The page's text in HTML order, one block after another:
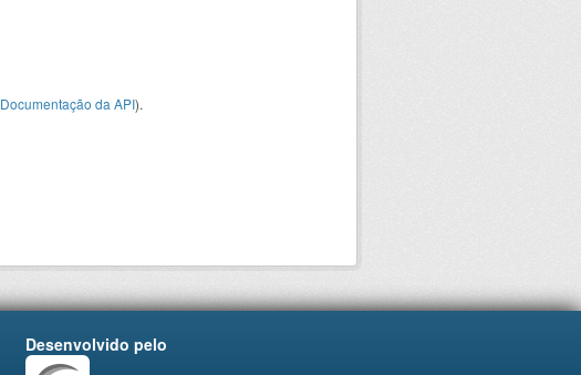
Documentação da API).
Desenvolvido pelo